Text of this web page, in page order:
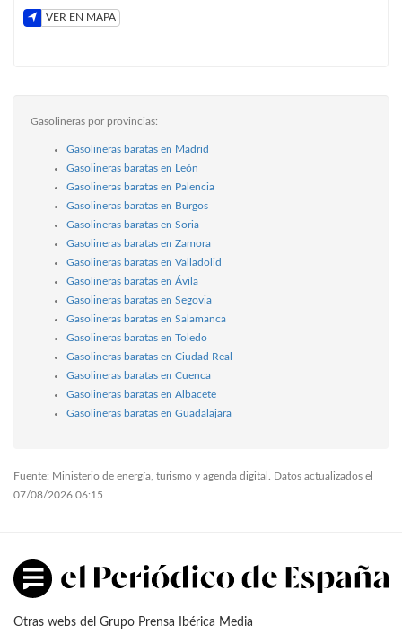
VER EN MAPA
Gasolineras por provincias:
Gasolineras baratas en Madrid
Gasolineras baratas en León
Gasolineras baratas en Palencia
Gasolineras baratas en Burgos
Gasolineras baratas en Soria
Gasolineras baratas en Zamora
Gasolineras baratas en Valladolid
Gasolineras baratas en Ávila
Gasolineras baratas en Segovia
Gasolineras baratas en Salamanca
Gasolineras baratas en Toledo
Gasolineras baratas en Ciudad Real
Gasolineras baratas en Cuenca
Gasolineras baratas en Albacete
Gasolineras baratas en Guadalajara
Fuente: Ministerio de energía, turismo y agenda digital. Datos actualizados el
07/08/2026 06:15
Otras webs del Grupo Prensa Ibérica Media